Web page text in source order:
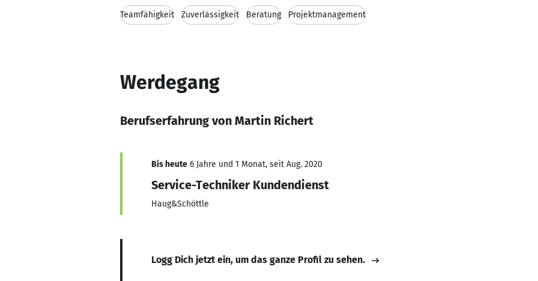
Teamfähigkeit Zuverlässigkeit Beratung Projektmanagement
Werdegang
Berufserfahrung von Martin Richert
Bis heute 6 Jahre und 1 Monat, seit Aug. 2020
Service-Techniker Kundendienst
Haug&Schöttle
Logg Dich jetzt ein, um das ganze Profil zu sehen.